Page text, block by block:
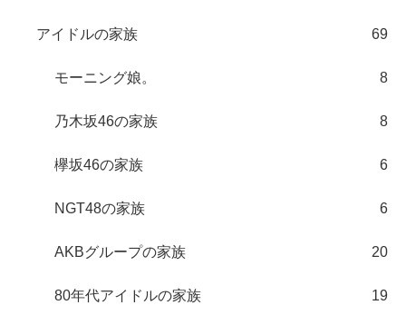
アイドルの家族 69
モーニング娘。 8
乃木坂46の家族 8
欅坂46の家族 6
NGT48の家族 6
AKBグループの家族 20
80年代アイドルの家族 19